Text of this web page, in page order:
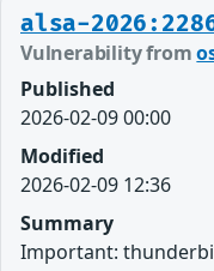
alsa-
Vulnerability from
Published
2026-02-09 00:00
Modified
2026-02-09 12:36
Summary
Important: